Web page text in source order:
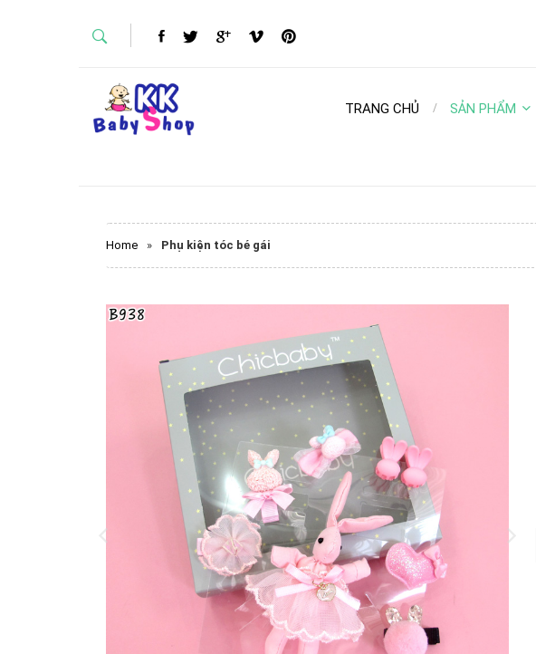
TRANG CHỦ SẢN PHẨM
Home » Phụ kiện tóc bé gái